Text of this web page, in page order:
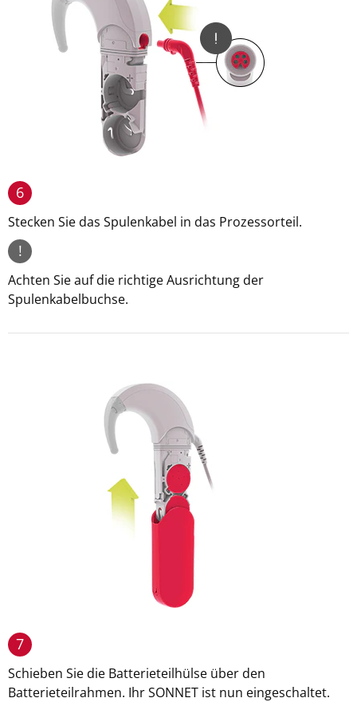
6
Stecken Sie das Spulenkabel in das Prozessorteil.
!
Achten Sie auf die richtige Ausrichtung der
Spulenkabelbuchse.
7
Schieben Sie die Batterieteilhülse über den
Batterieteilrahmen. Ihr SONNET ist nun eingeschaltet.